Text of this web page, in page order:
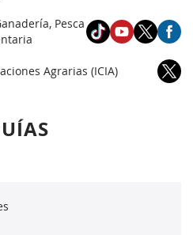
Pesca
Agrarias (ICIA)